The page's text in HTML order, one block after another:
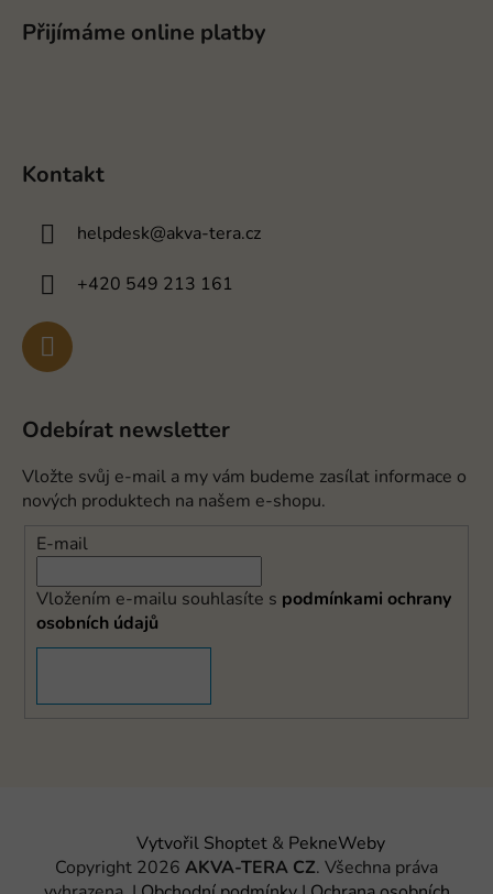
Přijímáme online platby
Kontakt
helpdesk@akva-tera.cz
+420 549 213 161
Odebírat newsletter
Vložte svůj e-mail a my vám budeme zasílat informace o
nových produktech na našem e-shopu.
E-mail
Vložením e-mailu souhlasíte s podmínkami ochrany
osobních údajů
Vytvořil Shoptet& PekneWeby
Copyright 2026 AKVA-TERA CZ. Všechna práva